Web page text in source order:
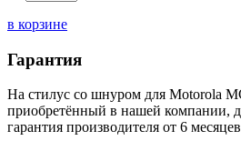
в корзине
Гарантия
На стилус со шнуром для Motorola
приобретённый в нашей компании,
гарантия производителя от 6 месяцев